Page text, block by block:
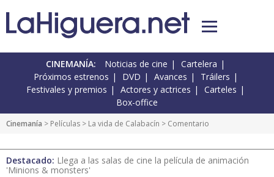
CINEMANÍA: Noticias de cine
Cartelera
Próximos estrenos
DVD Avances
Tráilers
Festivales y premios
Actores y actrices
Carteles
Box-office
Cinemanía > Películas > La vida de Calabacín > Comentario
Destacado: Llega a las salas de cine la película de animación
'Minions & monsters'